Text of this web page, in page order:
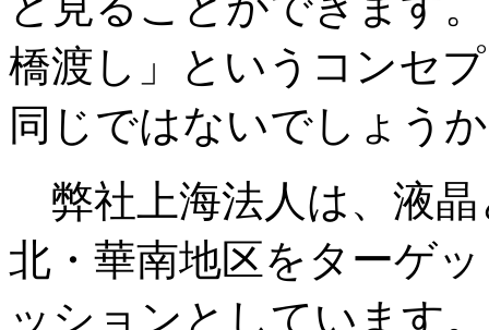
橋渡し」というコンセ
同じではないでしょう
弊社上海法人は、液晶
北・華南地区をターゲ
ッションとしています